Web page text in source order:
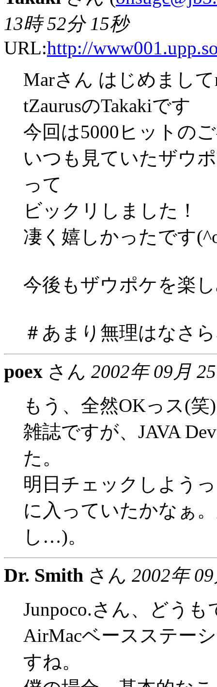
13時 52分 15秒
URL:http://
Marさん はじめまして
tZaurusのTakakiです
今回は5000ヒットの
いつも見ていたザウ
って
ビックリしました！
凄く嬉しかったです
今後もザウポケを楽
＃あまり無理はなさ
poex さん 2002年 09月
もう、全然OKっス(笑
雑誌ですが、JAVA
た。
明日チェックしよう
に入っていたかなぁ
し…)。
Dr. Smith さん 2002年
Junpoco.さん、どうも
AirMacベースステー
すね。